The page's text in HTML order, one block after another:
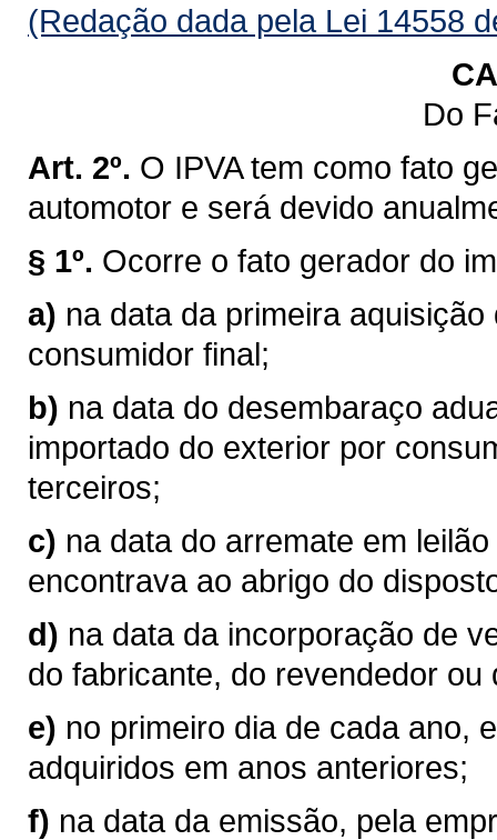
(Redação dada pela Lei 14558
Do
Art. 2º. O IPVA tem como fato
automotor e será devido
§ 1º. Ocorre o fato gerador do
a) na data da primeira
consumidor final;
b) na data do desembaraço
importado do exterior por
terceiros;
c) na data do arremate em
encontrava ao abrigo do
d) na data da incorporação de
do fabricante, do revendedor ou
e) no primeiro dia de cada ano,
adquiridos em anos anteriores;
f) na data da emissão, pela